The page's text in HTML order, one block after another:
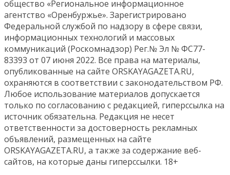
общество «Региональное информационное
агентство «Оренбуржье». Зарегистрировано
Федеральной службой по надзору в сфере связи,
информационных технологий и массовых
коммуникаций (Роскомнадзор) Рег.№ Эл № ФС77-
83393 от 07 июня 2022. Все права на материалы,
опубликованные на сайте ORSKAYAGAZETA.RU,
охраняются в соответствии с законодательством РФ.
Любое использование материалов допускается
только по согласованию с редакцией, гиперссылка на
источник обязательна. Редакция не несет
ответственности за достоверность рекламных
объявлений, размещенных на сайте
ORSKAYAGAZETA.RU, а также за содержание веб-
сайтов, на которые даны гиперссылки. 18+